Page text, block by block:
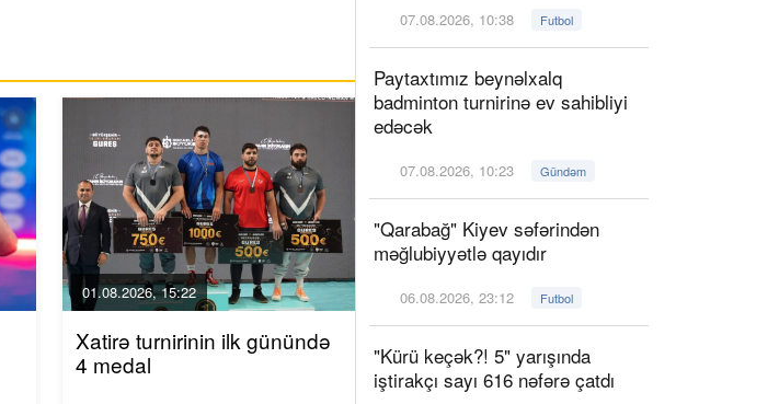
01.08.2026, 15:22
Xatirə turnirinin ilk günündə
4 medal
07.08.2026, 10:38 Futbol
Paytaxtımız beynəlxalq
badminton turnirinə ev sahibliyi
edəcək
07.08.2026, 10:23 Gündəm
"Qarabağ" Kiyev səfərindən
məğlubiyyətlə qayıdır
06.08.2026, 23:12 Futbol
"Kürü keçək?! 5" yarışında
iştirakçı sayı 616 nəfərə çatdı